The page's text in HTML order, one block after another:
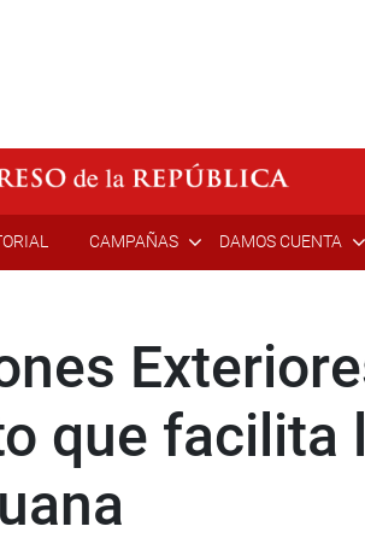
CAMPAÑAS DAMOS CUENTA
que facilita